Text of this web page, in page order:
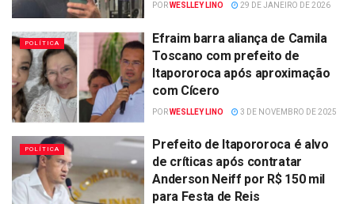
PORWESLLEY LINO 29 DE JANEIRO DE 2026
POLÍTICA
Efraim barra aliança de Camila
Toscano com prefeito de
Itapororoca após aproximação
com Cícero
PORWESLLEY LINO 3 DE NOVEMBRO DE 2025
POLÍTICA
Prefeito de Itapororoca é alvo
de críticas após contratar
Anderson Neiff por R$ 150 mil
para Festa de Reis